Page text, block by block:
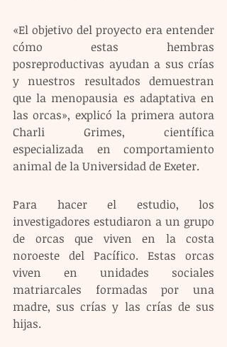
«El objetivo del proyecto era entender
cómo estas hembras
posreproductivas ayudan a sus crías
y nuestros resultados demuestran
que la menopausia es adaptativa en
las orcas», explicó la primera autora
Charli Grimes, científica
especializada en comportamiento
animal de la Universidad de Exeter.
Para hacer el estudio, los
investigadores estudiaron a un grupo
de orcas que viven en la costa
noroeste del Pacífico. Estas orcas
viven en unidades sociales
matriarcales formadas por una
madre, sus crías y las crías de sus
hijas.